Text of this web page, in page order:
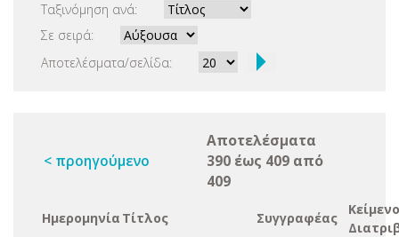
Ταξινόμηση ανά:
Σε σειρά:
Αποτελέσματα/σελίδα:
< προηγούμενο
Αποτελέσματα
390 έως 409 από
409
Ημερομηνία Τίτλος Συγγραφέας
Κείμενο